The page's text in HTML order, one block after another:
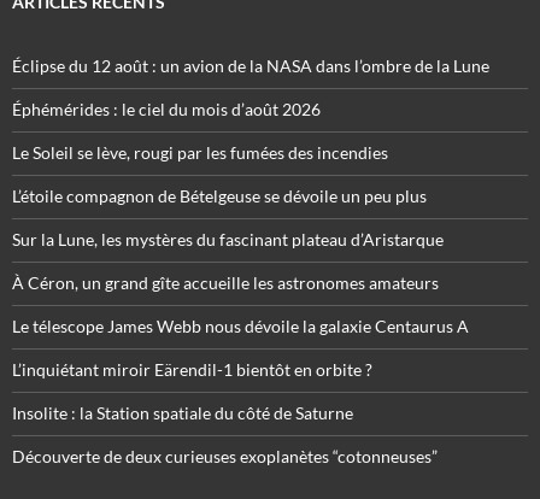
Éclipse du 12 août : un avion de la NASA dans l’ombre de la Lune
Éphémérides : le ciel du mois d’août 2026
Le Soleil se lève, rougi par les fumées des incendies
L’étoile compagnon de Bételgeuse se dévoile un peu plus
Sur la Lune, les mystères du fascinant plateau d’Aristarque
À Céron, un grand gîte accueille les astronomes amateurs
Le télescope James Webb nous dévoile la galaxie Centaurus A
L’inquiétant miroir Eärendil-1 bientôt en orbite ?
Insolite : la Station spatiale du côté de Saturne
Découverte de deux curieuses exoplanètes “cotonneuses”